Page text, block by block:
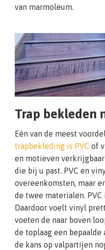
van marmoleum.
Trap bekleden
Eén van de meest
trapbekleding is PVC of
en motieven
die bij u past. PVC en
overeenkomsten, maar
de twee materialen.
Daardoor voelt vinyl
voeten de naar boven
de toplaag een
de kans op valpartijen